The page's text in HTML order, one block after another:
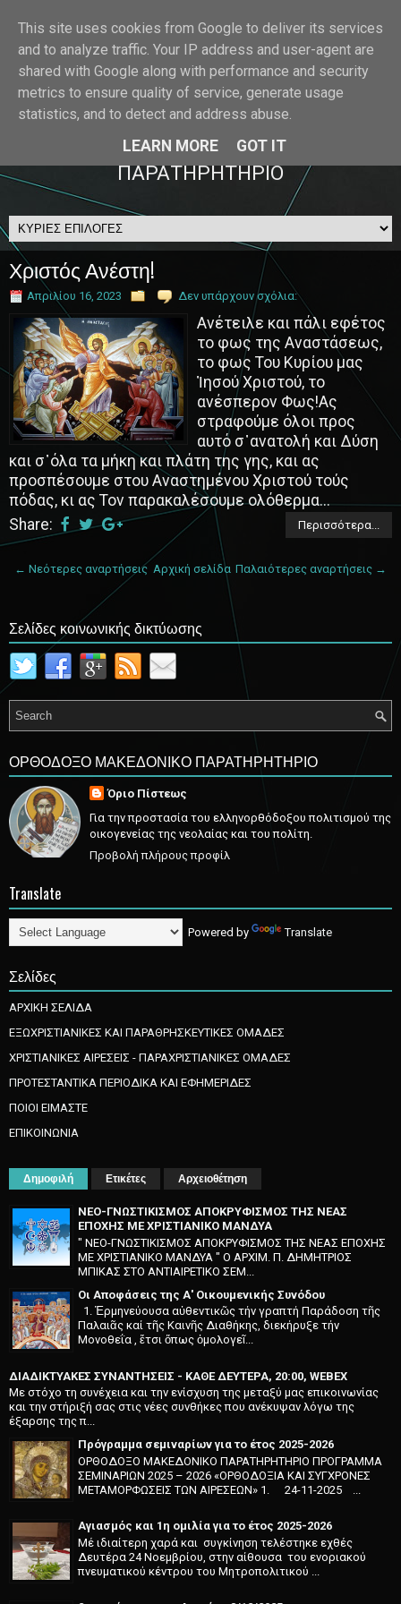
Όριο Πίστεως
ΜΑΚΕΔΟΝΙΚΟ ΠΑΡΑΤΗΡΗΤΗΡΙΟ
ΟΡΘΟΔΟΞΟ ΜΑΚΕΔΟΝΙΚΟ
ΠΑΡΑΤΗΡΗΤΗΡΙΟ
Χριστός Ανέστη!
Απριλίου 16, 2023 Δεν υπάρχουν σχόλια:
Ανέτειλε και πάλι εφέτος
το φως της Αναστάσεως,
το φως Του Κυρίου μας
Ἰησού Χριστού, το
ανέσπερον Φως!Ας
στραφούμε όλοι προς
αυτό σ᾿ανατολή και Δύση
και σ᾿όλα τα μήκη και πλάτη της γης, και ας
προσπέσουμε στου Αναστημένου Χριστού τούς
πόδας, κι ας Τον παρακαλέσουμε ολόθερμα...
Share:
Περισσότερα...
← Νεότερες αναρτήσεις Παλαιότερες αναρτήσεις →
Αρχική σελίδα
Σελίδες κοινωνικής δικτύωσης
ΟΡΘΟΔΟΞΟ ΜΑΚΕΔΟΝΙΚΟ ΠΑΡΑΤΗΡΗΤΗΡΙΟ
Όριο Πίστεως
Για την προστασία του ελληνορθόδοξου πολιτισμού της
οικογενείας της νεολαίας και του πολίτη.
Προβολή πλήρους προφίλ
Translate
Powered by Translate
Σελίδες
ΑΡΧΙΚΗ ΣΕΛΙΔΑ
ΕΞΩΧΡΙΣΤΙΑΝΙΚΕΣ ΚΑΙ ΠΑΡΑΘΡΗΣΚΕΥΤΙΚΕΣ ΟΜΑΔΕΣ
ΧΡΙΣΤΙΑΝΙΚΕΣ ΑΙΡΕΣΕΙΣ - ΠΑΡΑΧΡΙΣΤΙΑΝΙΚΕΣ ΟΜΑΔΕΣ
ΠΡΟΤΕΣΤΑΝΤΙΚΑ ΠΕΡΙΟΔΙΚΑ ΚΑΙ ΕΦΗΜΕΡΙΔΕΣ
ΠΟΙΟΙ ΕΙΜΑΣΤΕ
ΕΠΙΚΟΙΝΩΝΙΑ
Δημοφιλή Ετικέτες Αρχειοθέτηση
ΝΕΟ-ΓΝΩΣΤΙΚΙΣΜΟΣ ΑΠΟΚΡΥΦΙΣΜΟΣ ΤΗΣ ΝΕΑΣ
ΕΠΟΧΗΣ ΜΕ ΧΡΙΣΤΙΑΝΙΚΟ ΜΑΝΔΥΑ
" ΝΕΟ-ΓΝΩΣΤΙΚΙΣΜΟΣ ΑΠΟΚΡΥΦΙΣΜΟΣ ΤΗΣ ΝΕΑΣ ΕΠΟΧΗΣ
ΜΕ ΧΡΙΣΤΙΑΝΙΚΟ ΜΑΝΔΥΑ " O APXIM. Π. ΔHMHTPIOΣ
MΠIKAΣ ΣTO ANTIAIPETIKO ΣEM...
Οι Αποφάσεις της Α' Οικουμενικής Συνόδου
1. Ἑρμηνεύουσα αὐθεντικῶς τήν γραπτή Παράδοση τῆς
Παλαιᾶς καί τῆς Καινῆς Διαθήκης, διεκήρυξε τήν
Μονοθεΐα , ἔτσι ὅπως ὁμολογεῖ...
ΔΙΑΔΙΚΤΥΑΚΕΣ ΣΥΝΑΝΤΗΣΕΙΣ - ΚΑΘΕ ΔΕΥΤΕΡΑ, 20:00, WEBEX
Με στόχο τη συνέχεια και την ενίσχυση της μεταξύ μας επικοινωνίας
και την στήριξή σας στις νέες συνθήκες που ανέκυψαν λόγω της
έξαρσης της π...
Πρόγραμμα σεμιναρίων για το έτος 2025-2026
ΟΡΘΟΔΟΞΟ ΜΑΚΕΔΟΝΙΚΟ ΠΑΡΑΤΗΡΗΤΗΡΙΟ ΠΡΟΓΡΑΜΜΑ
ΣΕΜΙΝΑΡΙΩΝ 2025 – 2026 «ΟΡΘΟΔΟΞΙΑ ΚΑΙ ΣΥΓΧΡΟΝΕΣ
ΜΕΤΑΜΟΡΦΩΣΕΙΣ ΤΩΝ ΑΙΡΕΣΕΩΝ» 1. 24-11-2025 ...
Αγιασμός και 1η ομιλία για το έτος 2025-2026
Μέ ιδιαίτερη χαρά και συγκί­νηση τελέστηκε εχθές
Δευτέρα 24 Νοεμβρίου, στην αίθουσα του ενοριακού
πνευματικού κέντρου του Μητροπολιτικού ...
This site uses cookies from Google to deliver its services
and to analyze traffic. Your IP address and user-agent are
shared with Google along with performance and security
metrics to ensure quality of service, generate usage
statistics, and to detect and address abuse.
LEARN MORE GOT IT